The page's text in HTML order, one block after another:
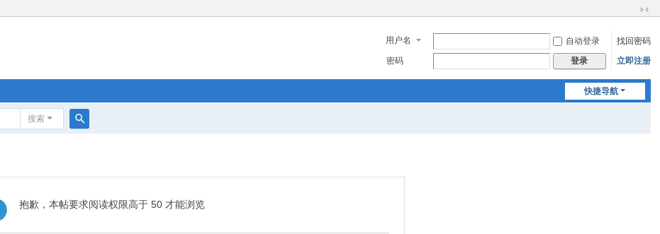
换
到
窄
用户名 自动登录
找回密码
密码
登录 立即注册
快捷导航
搜索
抱歉，本帖要求阅读权限高于 50 才能浏览